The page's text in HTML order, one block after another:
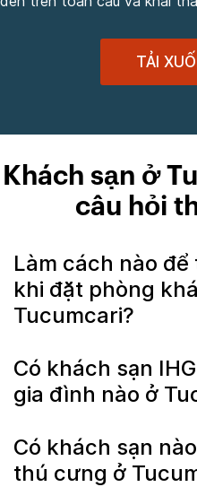
TẢI
Khách sạn ở
câu hỏi
Làm cách nào
khi đặt phòng
Tucumcari?
Có khách sạn
gia đình nào ở
Có khách sạn
thú cưng ở